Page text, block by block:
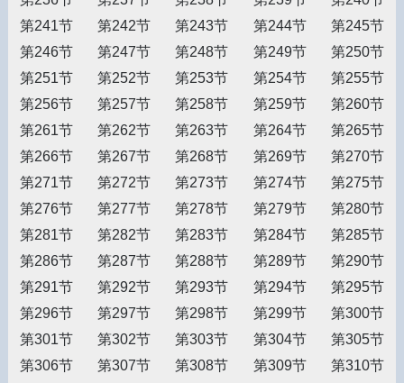
第241节
第242节 第243节 第244节
第245节
第246节
第247节 第248节 第249节
第250节
第251节
第252节 第253节 第254节
第255节
第256节
第257节 第258节 第259节
第260节
第261节
第262节 第263节 第264节
第265节
第266节
第267节 第268节 第269节
第270节
第271节
第272节 第273节 第274节
第275节
第276节
第277节 第278节 第279节
第280节
第281节
第282节 第283节 第284节
第285节
第286节
第287节 第288节 第289节
第290节
第291节
第292节 第293节 第294节
第295节
第296节
第297节 第298节 第299节
第300节
第301节
第302节 第303节 第304节
第305节
第306节
第307节 第308节 第309节
第310节